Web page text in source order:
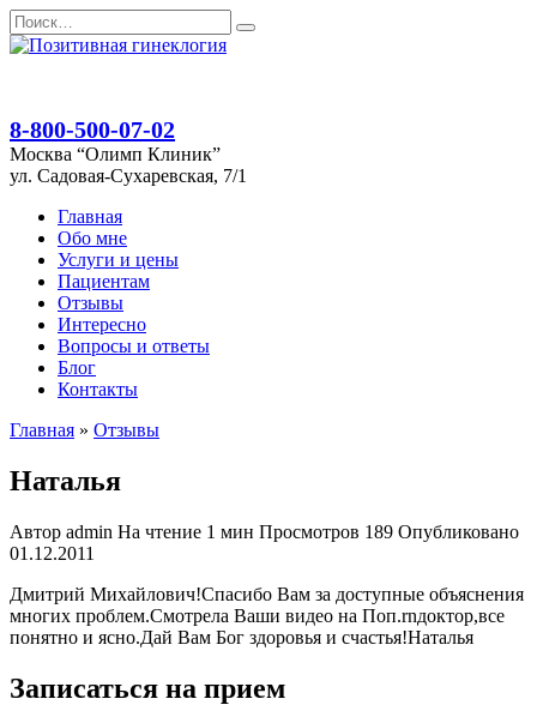
Перейти
к
Search
for:
8-800-500-07-02
Москва “Олимп Клиник”
ул. Садовая-Сухаревская, 7/1
Главная
Обо мне
Услуги и цены
Пациентам
Отзывы
Интересно
Вопросы и ответы
Блог
Контакты
Главная » Отзывы
Наталья
Автор admin На чтение 1 мин Просмотров 189 Опубликовано
01.12.2011
Дмитрий Михайлович!Спасибо Вам за доступные объяснения
многих проблем.Смотрела Ваши видео на Поп.rnдоктор,все
понятно и ясно.Дай Вам Бог здоровья и счастья!Наталья
Записаться на прием